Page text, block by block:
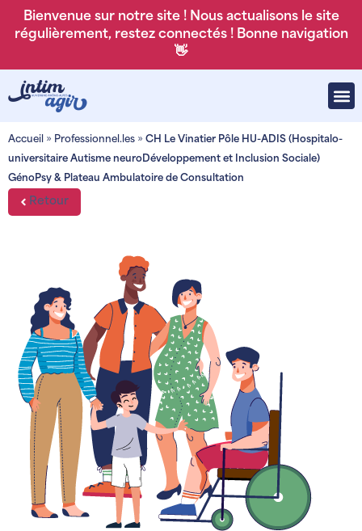
Bienvenue sur notre site ! Nous actualisons le site
régulièrement, restez connectés ! Bonne navigation
👋
Accueil » Professionnel.les » CH Le Vinatier Pôle HU-ADIS (Hospitalo-
universitaire Autisme neuroDéveloppement et Inclusion Sociale)
GénoPsy & Plateau Ambulatoire de Consultation
Retour